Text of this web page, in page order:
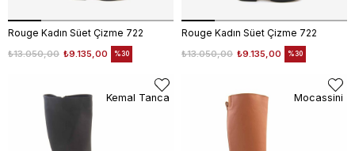
Rouge Kadın Süet Çizme 722
₺9.135,00
₺13.050,00 %30
Rouge Kadın Süet Çizme 722
₺9.135,00
₺13.050,00 %30
Kemal Tanca Mocassini